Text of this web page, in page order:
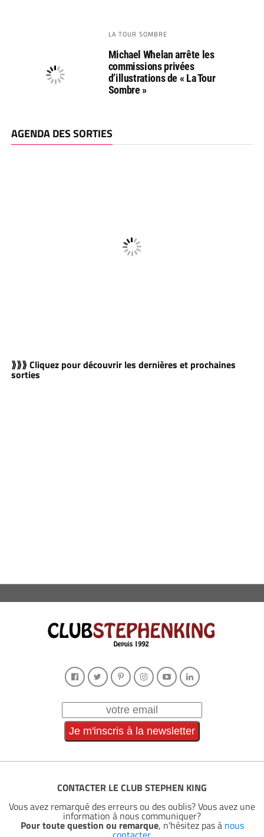
LA TOUR SOMBRE
Michael Whelan arrête les
commissions privées
d’illustrations de « La Tour
Sombre »
AGENDA DES SORTIES
⟫⟫⟫ Cliquez pour découvrir les dernières et prochaines
sorties
CONTACTER LE CLUB STEPHEN KING
Vous avez remarqué des erreurs ou des oublis? Vous avez une
information à nous communiquer?
Pour toute question ou remarque, n'hésitez pas à nous